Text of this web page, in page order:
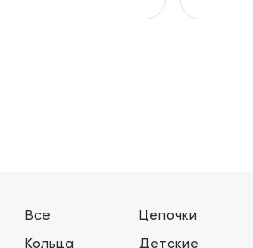
Все
Кольца
Цепочки
Детские